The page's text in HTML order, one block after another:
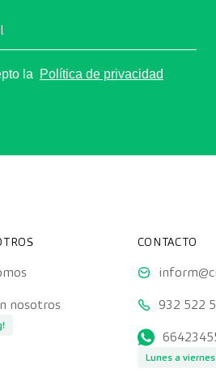
la Política de privacidad
nosotros
CONTACTO
932 522
Lunes a